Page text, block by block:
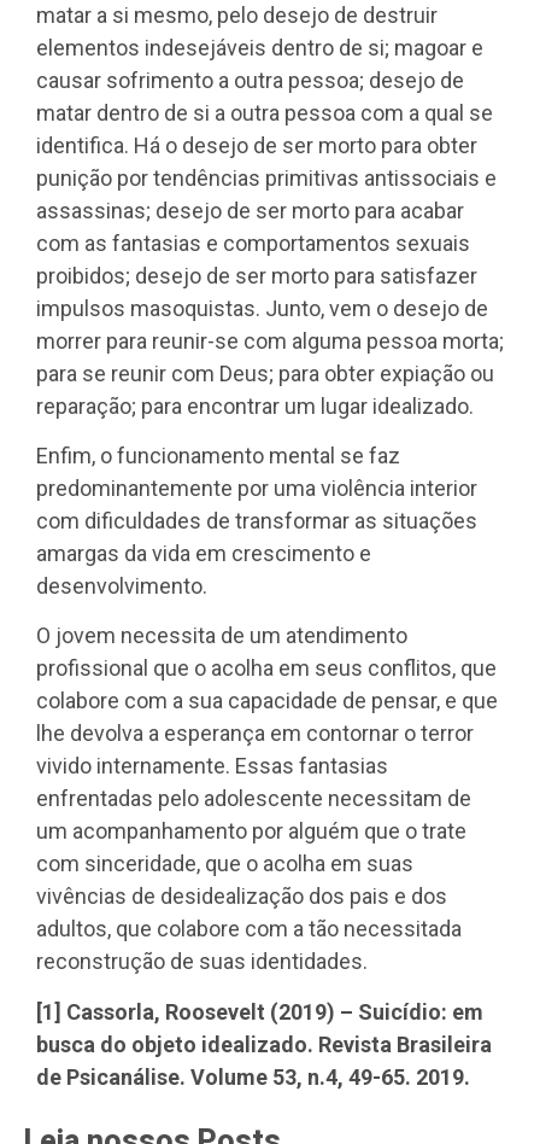
matar a si mesmo, pelo desejo de destruir
elementos indesejáveis dentro de si; magoar e
causar sofrimento a outra pessoa; desejo de
matar dentro de si a outra pessoa com a qual se
identifica. Há o desejo de ser morto para obter
punição por tendências primitivas antissociais e
assassinas; desejo de ser morto para acabar
com as fantasias e comportamentos sexuais
proibidos; desejo de ser morto para satisfazer
impulsos masoquistas. Junto, vem o desejo de
morrer para reunir-se com alguma pessoa morta;
para se reunir com Deus; para obter expiação ou
reparação; para encontrar um lugar idealizado.
Enfim, o funcionamento mental se faz
predominantemente por uma violência interior
com dificuldades de transformar as situações
amargas da vida em crescimento e
desenvolvimento.
O jovem necessita de um atendimento
profissional que o acolha em seus conflitos, que
colabore com a sua capacidade de pensar, e que
lhe devolva a esperança em contornar o terror
vivido internamente. Essas fantasias
enfrentadas pelo adolescente necessitam de
um acompanhamento por alguém que o trate
com sinceridade, que o acolha em suas
vivências de desidealização dos pais e dos
adultos, que colabore com a tão necessitada
reconstrução de suas identidades.
[1] Cassorla, Roosevelt (2019) – Suicídio: em
busca do objeto idealizado. Revista Brasileira
de Psicanálise. Volume 53, n.4, 49-65. 2019.